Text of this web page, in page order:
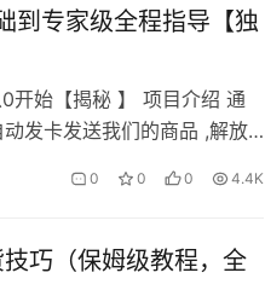
到专家级全程指导【独
开始【揭秘 】 项目介绍 通
发卡发送我们的商品 ,解放
0 0 0 4.4K
巧（保姆级教程，全